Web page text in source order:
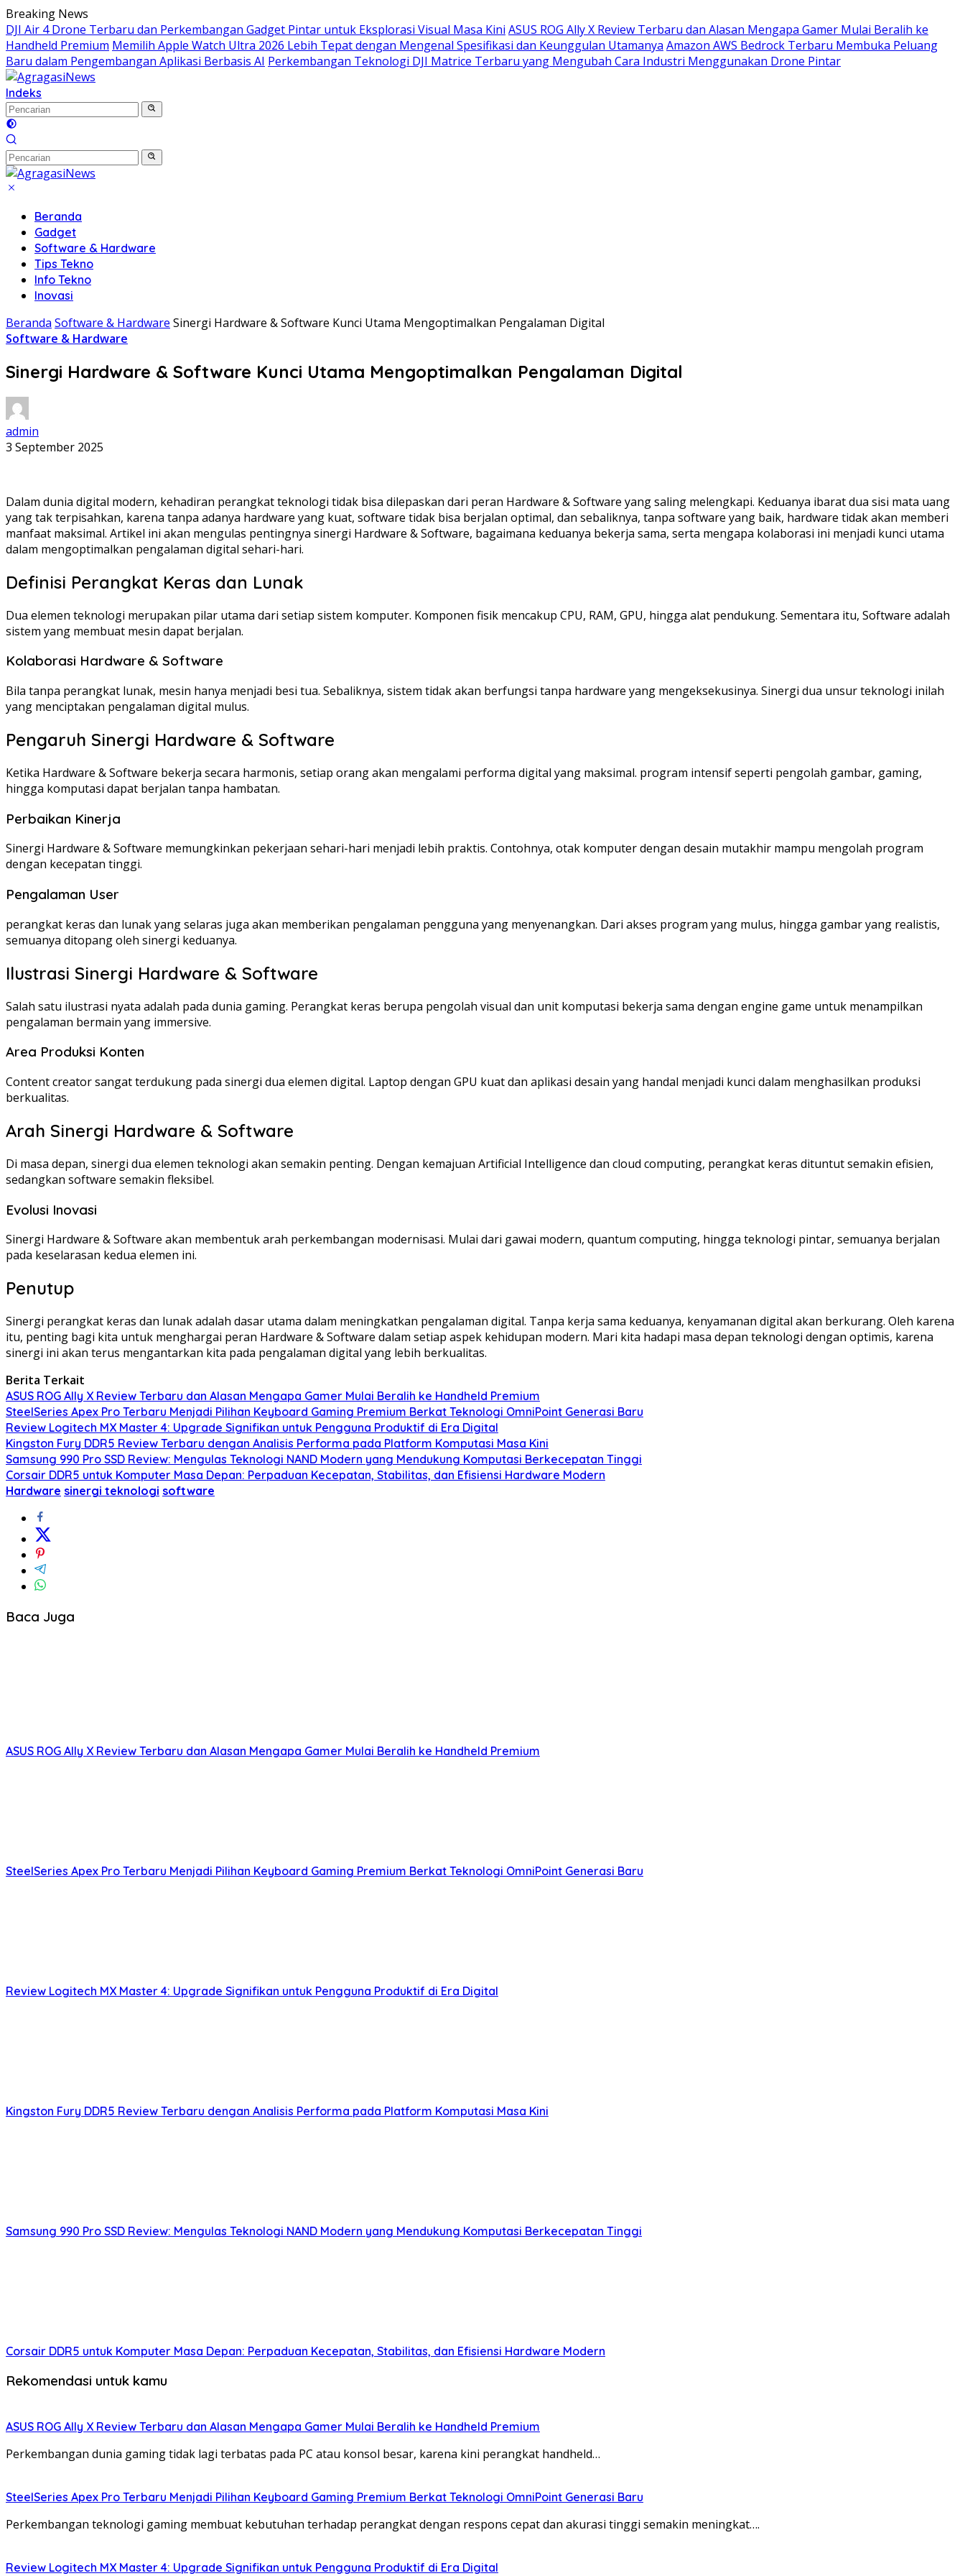
Langsung
ke
konten
Breaking News
DJI Air 4 Drone Terbaru dan Perkembangan Gadget Pintar untuk Eksplorasi Visual Masa Kini ASUS ROG Ally X Review Terbaru dan Alasan Mengapa Gamer Mulai Beralih ke
Handheld Premium Memilih Apple Watch Ultra 2026 Lebih Tepat dengan Mengenal Spesifikasi dan Keunggulan Utamanya Amazon AWS Bedrock Terbaru Membuka Peluang
Baru dalam Pengembangan Aplikasi Berbasis AI Perkembangan Teknologi DJI Matrice Terbaru yang Mengubah Cara Industri Menggunakan Drone Pintar
Indeks
Beranda
Gadget
Software & Hardware
Tips Tekno
Info Tekno
Inovasi
Beranda Software & Hardware Sinergi Hardware & Software Kunci Utama Mengoptimalkan Pengalaman Digital
Software & Hardware
Sinergi Hardware & Software Kunci Utama Mengoptimalkan Pengalaman Digital
admin
3 September 2025
Dalam dunia digital modern, kehadiran perangkat teknologi tidak bisa dilepaskan dari peran Hardware & Software yang saling melengkapi. Keduanya ibarat dua sisi mata uang
yang tak terpisahkan, karena tanpa adanya hardware yang kuat, software tidak bisa berjalan optimal, dan sebaliknya, tanpa software yang baik, hardware tidak akan memberi
manfaat maksimal. Artikel ini akan mengulas pentingnya sinergi Hardware & Software, bagaimana keduanya bekerja sama, serta mengapa kolaborasi ini menjadi kunci utama
dalam mengoptimalkan pengalaman digital sehari-hari.
Definisi Perangkat Keras dan Lunak
Dua elemen teknologi merupakan pilar utama dari setiap sistem komputer. Komponen fisik mencakup CPU, RAM, GPU, hingga alat pendukung. Sementara itu, Software adalah
sistem yang membuat mesin dapat berjalan.
Kolaborasi Hardware & Software
Bila tanpa perangkat lunak, mesin hanya menjadi besi tua. Sebaliknya, sistem tidak akan berfungsi tanpa hardware yang mengeksekusinya. Sinergi dua unsur teknologi inilah
yang menciptakan pengalaman digital mulus.
Pengaruh Sinergi Hardware & Software
Ketika Hardware & Software bekerja secara harmonis, setiap orang akan mengalami performa digital yang maksimal. program intensif seperti pengolah gambar, gaming,
hingga komputasi dapat berjalan tanpa hambatan.
Perbaikan Kinerja
Sinergi Hardware & Software memungkinkan pekerjaan sehari-hari menjadi lebih praktis. Contohnya, otak komputer dengan desain mutakhir mampu mengolah program
dengan kecepatan tinggi.
Pengalaman User
perangkat keras dan lunak yang selaras juga akan memberikan pengalaman pengguna yang menyenangkan. Dari akses program yang mulus, hingga gambar yang realistis,
semuanya ditopang oleh sinergi keduanya.
Ilustrasi Sinergi Hardware & Software
Salah satu ilustrasi nyata adalah pada dunia gaming. Perangkat keras berupa pengolah visual dan unit komputasi bekerja sama dengan engine game untuk menampilkan
pengalaman bermain yang immersive.
Area Produksi Konten
Content creator sangat terdukung pada sinergi dua elemen digital. Laptop dengan GPU kuat dan aplikasi desain yang handal menjadi kunci dalam menghasilkan produksi
berkualitas.
Arah Sinergi Hardware & Software
Di masa depan, sinergi dua elemen teknologi akan semakin penting. Dengan kemajuan Artificial Intelligence dan cloud computing, perangkat keras dituntut semakin efisien,
sedangkan software semakin fleksibel.
Evolusi Inovasi
Sinergi Hardware & Software akan membentuk arah perkembangan modernisasi. Mulai dari gawai modern, quantum computing, hingga teknologi pintar, semuanya berjalan
pada keselarasan kedua elemen ini.
Penutup
Sinergi perangkat keras dan lunak adalah dasar utama dalam meningkatkan pengalaman digital. Tanpa kerja sama keduanya, kenyamanan digital akan berkurang. Oleh karena
itu, penting bagi kita untuk menghargai peran Hardware & Software dalam setiap aspek kehidupan modern. Mari kita hadapi masa depan teknologi dengan optimis, karena
sinergi ini akan terus mengantarkan kita pada pengalaman digital yang lebih berkualitas.
Berita Terkait
ASUS ROG Ally X Review Terbaru dan Alasan Mengapa Gamer Mulai Beralih ke Handheld Premium
SteelSeries Apex Pro Terbaru Menjadi Pilihan Keyboard Gaming Premium Berkat Teknologi OmniPoint Generasi Baru
Review Logitech MX Master 4: Upgrade Signifikan untuk Pengguna Produktif di Era Digital
Kingston Fury DDR5 Review Terbaru dengan Analisis Performa pada Platform Komputasi Masa Kini
Samsung 990 Pro SSD Review: Mengulas Teknologi NAND Modern yang Mendukung Komputasi Berkecepatan Tinggi
Corsair DDR5 untuk Komputer Masa Depan: Perpaduan Kecepatan, Stabilitas, dan Efisiensi Hardware Modern
Hardware sinergi teknologi software
Baca Juga
ASUS ROG Ally X Review Terbaru dan Alasan Mengapa Gamer Mulai Beralih ke Handheld Premium
SteelSeries Apex Pro Terbaru Menjadi Pilihan Keyboard Gaming Premium Berkat Teknologi OmniPoint Generasi Baru
Review Logitech MX Master 4: Upgrade Signifikan untuk Pengguna Produktif di Era Digital
Kingston Fury DDR5 Review Terbaru dengan Analisis Performa pada Platform Komputasi Masa Kini
Samsung 990 Pro SSD Review: Mengulas Teknologi NAND Modern yang Mendukung Komputasi Berkecepatan Tinggi
Corsair DDR5 untuk Komputer Masa Depan: Perpaduan Kecepatan, Stabilitas, dan Efisiensi Hardware Modern
Rekomendasi untuk kamu
ASUS ROG Ally X Review Terbaru dan Alasan Mengapa Gamer Mulai Beralih ke Handheld Premium
Perkembangan dunia gaming tidak lagi terbatas pada PC atau konsol besar, karena kini perangkat handheld…
SteelSeries Apex Pro Terbaru Menjadi Pilihan Keyboard Gaming Premium Berkat Teknologi OmniPoint Generasi Baru
Perkembangan teknologi gaming membuat kebutuhan terhadap perangkat dengan respons cepat dan akurasi tinggi semakin meningkat….
Review Logitech MX Master 4: Upgrade Signifikan untuk Pengguna Produktif di Era Digital